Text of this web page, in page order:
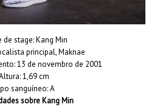
de stage: Kang Min
principal, Maknae
13 de novembro de 2001
1,69 cm
sanguíneo: A
sobre Kang Min